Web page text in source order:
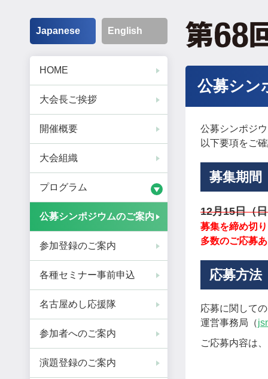
Japanese English
HOME
大会長ご挨拶
開催概要
大会組織
プログラム
公募シンポジウムのご案内
参加登録のご案内
各種セミナー事前申込
名古屋めし応援隊
参加者へのご案内
演題登録のご案内
公募シン
公募シンポジ
以下要項をご
募集期間
12月15日（
募集を締め切
多数のご応募
応募方法
応募に関して
運営事務局（
ご応募内容は